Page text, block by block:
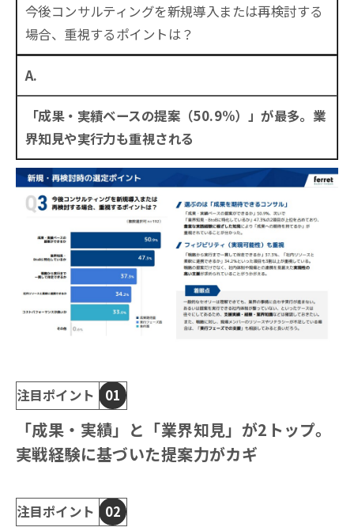
今後コンサルティングを新規導入または再検討する
場合、重視するポイントは？
A.
「成果・実績ベースの提案（50.9%）」が最多。業
界知見や実行力も重視される
注目ポイント 01
「成果・実績」と「業界知見」が2トップ。
実戦経験に基づいた提案力がカギ
注目ポイント 02